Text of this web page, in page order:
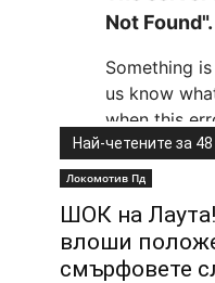
Най-четените за
Локомотив Пд
ШОК на
влоши
смърфовете